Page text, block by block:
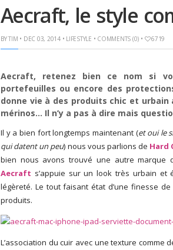
Aecraft, le style
BYTIM • DEC 03, 2014 • LIFESTYLE • COMMENTS (0) • 6719
Aecraft, retenez bien ce nom si
portefeuilles ou encore des
donne vie à des produits chic et
mérinos… Il n’y a pas à dire mais
Il y a bien fort longtemps maintenant (et oui le
qui datent un peu) nous vous parlions de Hard
bien nous avons trouvé une autre marque
Aecraft s’appuie sur un look très urbain
légèreté. Le tout faisant état d’une finesse
produits.
L’association du cuir avec une texture